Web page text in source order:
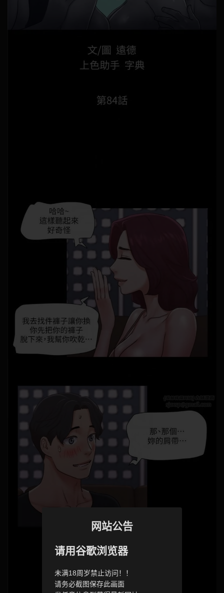
网站公告
请用谷歌浏览器
未满18周岁禁止访问！！
请务必截图保存此画面